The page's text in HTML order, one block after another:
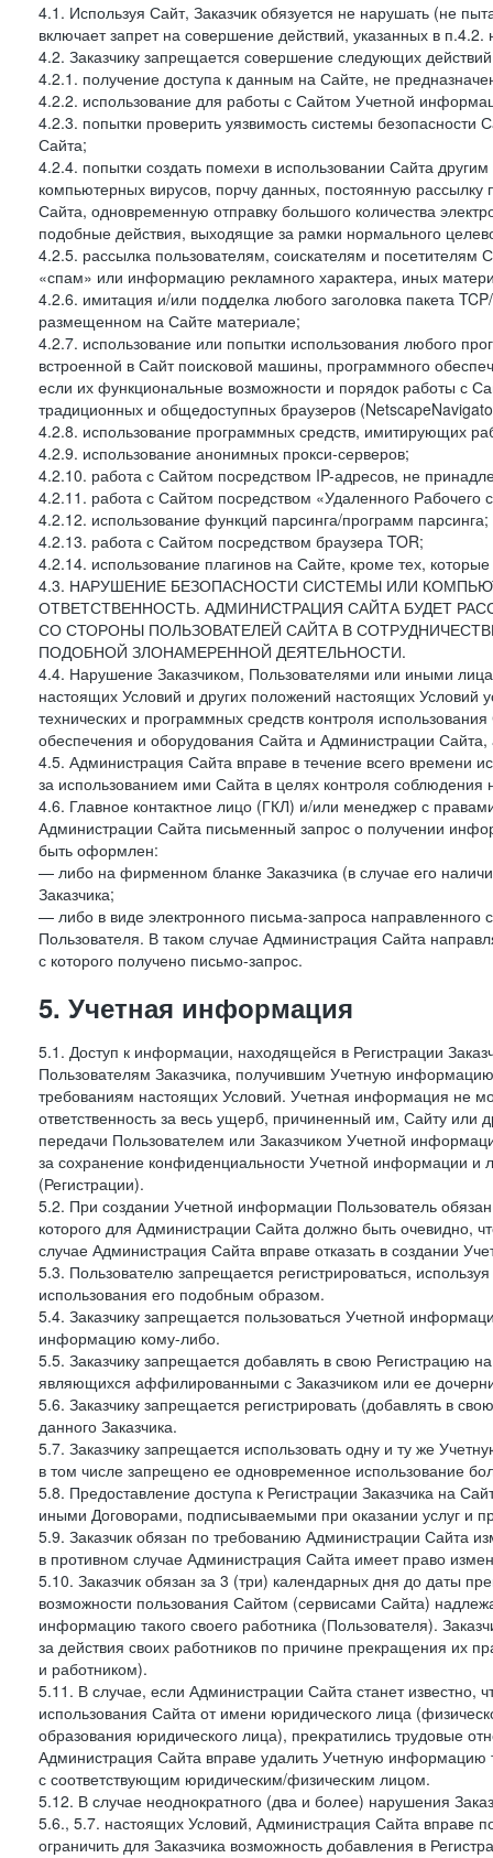
4.1. Используя Сайт, Заказчик обязуется не нарушать (не
включает запрет на совершение действий, указанных в
4.2. Заказчику запрещается совершение следующих
4.2.1. получение доступа к данным на Сайте, не
4.2.2. использование для работы с Сайтом Учетной
4.2.3. попытки проверить уязвимость системы
Сайта;
4.2.4. попытки создать помехи в использовании Сайта
компьютерных вирусов, порчу данных, постоянную
Сайта, одновременную отправку большого количества
подобные действия, выходящие за рамки нормального
4.2.5. рассылка пользователям, соискателям и
«спам» или информацию рекламного характера, иных
4.2.6. имитация и/или подделка любого заголовка пакета
размещенном на Сайте материале;
4.2.7. использование или попытки использования любого
встроенной в Сайт поисковой машины, программного
если их функциональные возможности и порядок работы с
традиционных и общедоступных браузеров
4.2.8. использование программных средств, имитирующих
4.2.9. использование анонимных прокси-серверов;
4.2.10. работа с Сайтом посредством IP-адресов, не
4.2.11. работа с Сайтом посредством «Удаленного Рабочего
4.2.12. использование функций парсинга/программ парсинга;
4.2.13. работа с Сайтом посредством браузера TOR;
4.2.14. использование плагинов на Сайте, кроме тех,
4.3. НАРУШЕНИЕ БЕЗОПАСНОСТИ СИСТЕМЫ ИЛИ
ОТВЕТСТВЕННОСТЬ. АДМИНИСТРАЦИЯ САЙТА БУДЕТ
СО СТОРОНЫ ПОЛЬЗОВАТЕЛЕЙ САЙТА В
ПОДОБНОЙ ЗЛОНАМЕРЕННОЙ ДЕЯТЕЛЬНОСТИ.
4.4. Нарушение Заказчиком, Пользователями или иными
настоящих Условий и других положений настоящих Условий
технических и программных средств контроля
обеспечения и оборудования Сайта и Администрации
4.5. Администрация Сайта вправе в течение всего времени
за использованием ими Сайта в целях контроля
4.6. Главное контактное лицо (ГКЛ) и/или менеджер с
Администрации Сайта письменный запрос о получении
быть оформлен:
— либо на фирменном бланке Заказчика (в случае его
Заказчика;
— либо в виде электронного письма-запроса направленного
Пользователя. В таком случае Администрация Сайта
с которого получено письмо-запрос.
5. Учетная информация
5.1. Доступ к информации, находящейся в Регистрации
Пользователям Заказчика, получившим Учетную
требованиям настоящих Условий. Учетная информация не
ответственность за весь ущерб, причиненный им, Сайту
передачи Пользователем или Заказчиком Учетной
за сохранение конфиденциальности Учетной информации
(Регистрации).
5.2. При создании Учетной информации Пользователь
которого для Администрации Сайта должно быть очевидно,
случае Администрация Сайта вправе отказать в создании
5.3. Пользователю запрещается регистрироваться,
использования его подобным образом.
5.4. Заказчику запрещается пользоваться Учетной
информацию кому-либо.
5.5. Заказчику запрещается добавлять в свою Регистрацию
являющихся аффилированными с Заказчиком или ее
5.6. Заказчику запрещается регистрировать (добавлять в
данного Заказчика.
5.7. Заказчику запрещается использовать одну и ту же
в том числе запрещено ее одновременное использование
5.8. Предоставление доступа к Регистрации Заказчика на
иными Договорами, подписываемыми при оказании услуг и
5.9. Заказчик обязан по требованию Администрации Сайта
в противном случае Администрация Сайта имеет право
5.10. Заказчик обязан за 3 (три) календарных дня до даты
возможности пользования Сайтом (сервисами Сайта)
информацию такого своего работника (Пользователя).
за действия своих работников по причине прекращения их
и работником).
5.11. В случае, если Администрации Сайта станет
использования Сайта от имени юридического лица
образования юридического лица), прекратились трудовые
Администрация Сайта вправе удалить Учетную информацию
с соответствующим юридическим/физическим лицом.
5.12. В случае неоднократного (два и более) нарушения
5.6., 5.7. настоящих Условий, Администрация Сайта вправе
ограничить для Заказчика возможность добавления в